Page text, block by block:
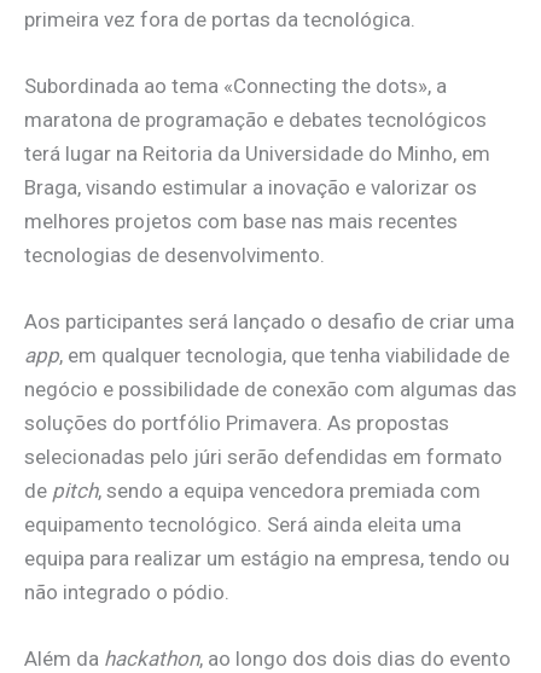
primeira vez fora de portas da tecnológica.
Subordinada ao tema «Connecting the dots», a
maratona de programação e debates tecnológicos
terá lugar na Reitoria da Universidade do Minho, em
Braga, visando estimular a inovação e valorizar os
melhores projetos com base nas mais recentes
tecnologias de desenvolvimento.
Aos participantes será lançado o desafio de criar uma
app, em qualquer tecnologia, que tenha viabilidade de
negócio e possibilidade de conexão com algumas das
soluções do portfólio Primavera. As propostas
selecionadas pelo júri serão defendidas em formato
de pitch, sendo a equipa vencedora premiada com
equipamento tecnológico. Será ainda eleita uma
equipa para realizar um estágio na empresa, tendo ou
não integrado o pódio.
Além da hackathon, ao longo dos dois dias do evento